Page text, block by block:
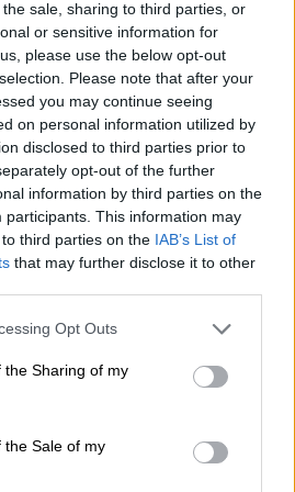
sale, sharing to third parties, or
or sensitive information for
please use the below opt-out
Please note that after your
you may continue seeing
on personal information utilized by
disclosed to third parties prior to
opt-out of the further
information by third parties on the
participants. This information may
third parties on the IAB’s List of
that may further disclose it to other
app uses one or more Google
usage behaviour. You may click to
Google and its third-party tags to
purposes in below Google
Opt Outs
the Sharing of my
the Sale of my
οδό Πεντέλης - Νέας
του Αγίου Πέτρου έως
Πεντέλης 414